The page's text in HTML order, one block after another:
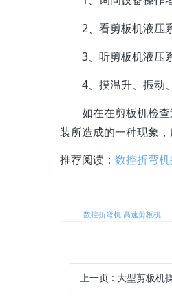
2、看剪板机液压系
3、听剪板机液压系
4、摸温升、振动、
如在在剪板机检查
装所造成的一种现象
推荐阅读： 数控折弯
数控折弯机 高速剪板机
上一页 : 大型剪板机操作